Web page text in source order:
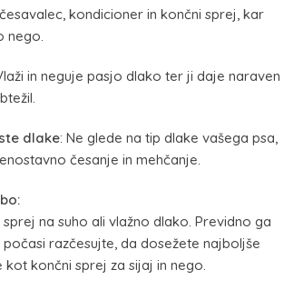
kondicioner in končni sprej, kar
nego.
in neguje pasjo dlako ter ji daje naraven
dlake: Ne glede na tip dlake vašega psa,
česanje in mehčanje.
na suho ali vlažno dlako. Previdno ga
razčesujte, da dosežete najboljše
končni sprej za sijaj in nego.